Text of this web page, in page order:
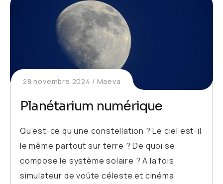
28 novembre 2024 Maeva
Planétarium numérique
Qu’est-ce qu’une constellation ? Le ciel est-il
le même partout sur terre ? De quoi se
compose le système solaire ? A la fois
simulateur de voûte céleste et cinéma